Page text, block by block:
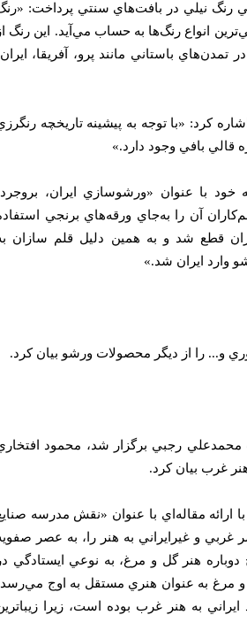
رنگ نيلي در بافت‌هاي سنتي پرداخت:
انواع رنگ‌ها به حساب مي‌آيد. اين رنگ
تمدن‌هاي باستاني مانند پرو، آفريقا،
كرد: «با توجه به پيشينه تاريخچه
قالي بافي وجود دارد.»
با عنوان «ورشوسازي ايران،
آن را به‌جاي ورقه‌هاي برنجي
قطع شد و به همين دليل قلم سازان
وارد ايران شد.»
و... را از ديگر محصولات ورشو بيان كرد.
رجبي برگزار شد، محمود
غرب بيان كرد.
ارائه مقاله‌اي با عنوان «نقش مدرسه
غربي و غيرايراني به هنر را، به عصر
دوباره هنر گل و مرغ، به نوعي ايستادگي
و مرغ به عنوان هنري مستقل به اوج
به هنر غرب بوده است، زيرا